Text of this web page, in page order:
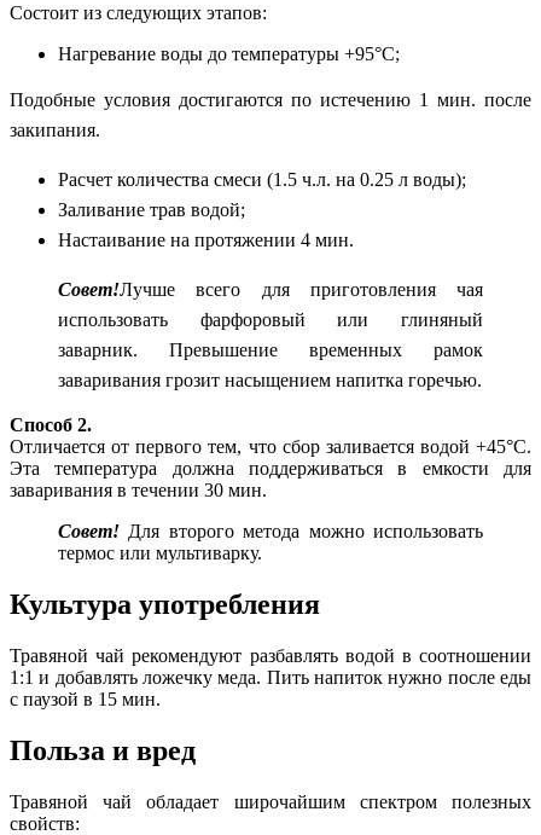
Состоит из следующих этапов:
Нагревание воды до температуры +95°С;
Подобные условия достигаются по истечению 1 мин. после
закипания.
Расчет количества смеси (1.5 ч.л. на 0.25 л воды);
Заливание трав водой;
Настаивание на протяжении 4 мин.
Совет!Лучше всего для приготовления чая
использовать фарфоровый или глиняный
заварник. Превышение временных рамок
заваривания грозит насыщением напитка горечью.
Способ 2.
Отличается от первого тем, что сбор заливается водой +45°С.
Эта температура должна поддерживаться в емкости для
заваривания в течении 30 мин.
Совет! Для второго метода можно использовать
термос или мультиварку.
Культура употребления
Травяной чай рекомендуют разбавлять водой в соотношении
1:1 и добавлять ложечку меда. Пить напиток нужно после еды
с паузой в 15 мин.
Польза и вред
Травяной чай обладает широчайшим спектром полезных
свойств: